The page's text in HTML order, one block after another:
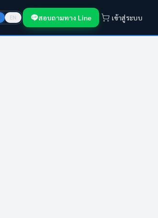
EN สอบถามทาง Line เข้าสู่ระบบ